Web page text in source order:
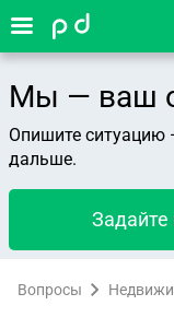
Мы — ваш
Опишите ситуацию
дальше.
Вопросы